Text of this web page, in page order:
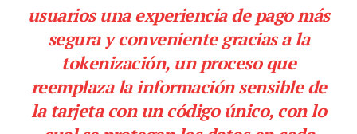
usuarios una experiencia de pago más
segura y conveniente gracias a la
tokenización, un proceso que
reemplaza la información sensible de
la tarjeta con un código único, con lo